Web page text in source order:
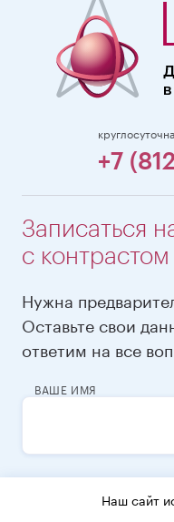
+7
Записаться
с контрастом
Нужна
Оставьте свои
ответим на все
ВАШЕ ИМЯ
ТЕЛЕФОН
Наш сайт